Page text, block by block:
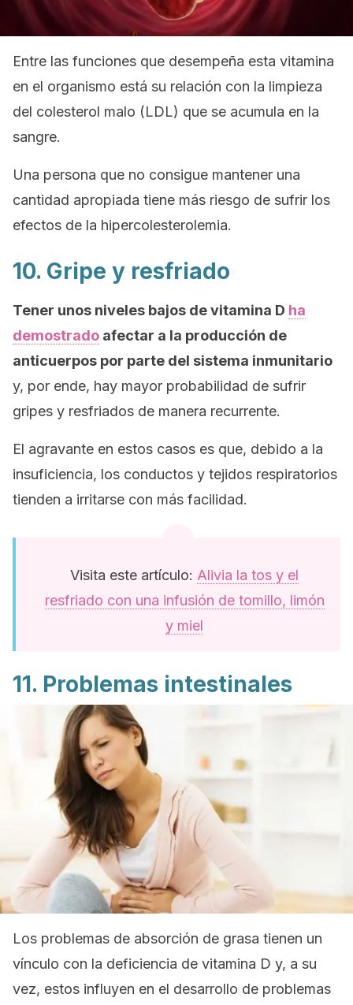
Entre las funciones que desempeña esta vitamina
en el organismo está su relación con la limpieza
del colesterol malo (LDL) que se acumula en la
sangre.
Una persona que no consigue mantener una
cantidad apropiada tiene más riesgo de sufrir los
efectos de la hipercolesterolemia.
10. Gripe y resfriado
Tener unos niveles bajos de vitamina D ha
demostrado afectar a la producción de
anticuerpos por parte del sistema inmunitario
y, por ende, hay mayor probabilidad de sufrir
gripes y resfriados de manera recurrente.
El agravante en estos casos es que, debido a la
insuficiencia, los conductos y tejidos respiratorios
tienden a irritarse con más facilidad.
Visita este artículo: Alivia la tos y el
resfriado con una infusión de tomillo, limón
y miel
11. Problemas intestinales
Los problemas de absorción de grasa tienen un
vínculo con la deficiencia de vitamina D y, a su
vez, estos influyen en el desarrollo de problemas